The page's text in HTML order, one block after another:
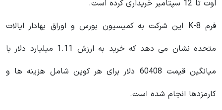
اوت تا 12 سپتامبر خریداری کرده است.
فرم 8-K این شرکت به کمیسیون بورس و اوراق بهادار ایالات
متحده نشان می دهد که خرید به ارزش 1.11 میلیارد دلار با
میانگین قیمت 60408 دلار برای هر کوین شامل هزینه ها و
کارمزدها انجام شده است.